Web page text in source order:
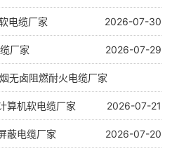
电缆厂家 2026-07-30
厂家 2026-07-29
无卤阻燃耐火电缆厂家
2026-07-24
算机软电缆厂家 2026-07-21
蔽电缆厂家 2026-07-20